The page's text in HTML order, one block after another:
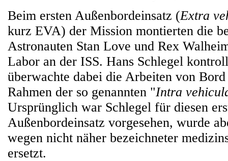
Beim ersten Außenbordeinsatz (Extra
kurz EVA) der Mission montierten die
Astronauten Stan Love und Rex
Labor an der ISS. Hans Schlegel
überwachte dabei die Arbeiten von
Rahmen der so genannten "Intra
Ursprünglich war Schlegel für diesen
Außenbordeinsatz vorgesehen, wurde
wegen nicht näher bezeichneter
ersetzt.